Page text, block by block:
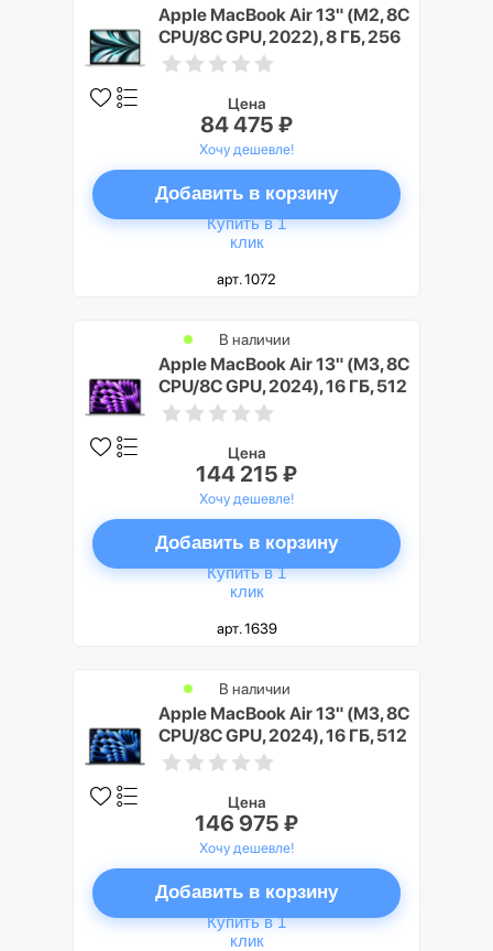
Apple MacBook Air 13" (M2, 8C
CPU/8C GPU, 2022), 8 ГБ, 256
ГБ SSD, серебристый
Цена
84 475 ₽
Хочу дешевле!
Добавить в корзину
Купить в 1
клик
арт. 1072
Apple MacBook Air 13" (M3, 8C
CPU/8C GPU, 2024), 16 ГБ, 512
ГБ SSD, «серый космос»
В наличии
Цена
144 215 ₽
Хочу дешевле!
Добавить в корзину
Купить в 1
клик
арт. 1639
Apple MacBook Air 13" (M3, 8C
CPU/8C GPU, 2024), 16 ГБ, 512
ГБ SSD, полуночный черный
В наличии
Цена
146 975 ₽
Хочу дешевле!
Добавить в корзину
Купить в 1
клик